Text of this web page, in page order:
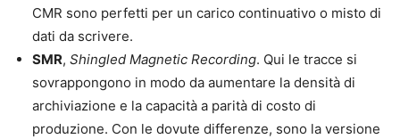
CMR sono perfetti per un carico continuativo o misto di
dati da scrivere.
SMR, Shingled Magnetic Recording. Qui le tracce si
sovrappongono in modo da aumentare la densità di
archiviazione e la capacità a parità di costo di
produzione. Con le dovute differenze, sono la versione